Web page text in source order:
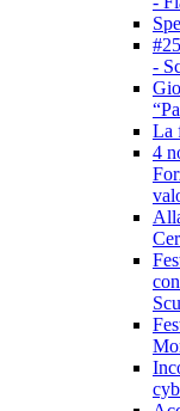
-
La
4